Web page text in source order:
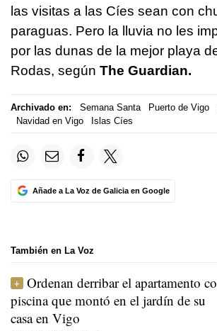
las visitas a las Cíes sean con
paraguas. Pero la lluvia no les
por las dunas de la mejor playa
Rodas, según The Guardian.
Archivado en: Semana Santa Puerto de Vigo
Navidad en Vigo
Islas Cíes
Añade a La Voz de Galicia en Google
También en La Voz
Ordenan derribar el apartamento
piscina que montó en el jardín de su
casa en Vigo